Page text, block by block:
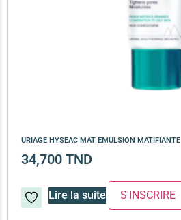
URIAGE HYSEAC MAT EMULSION MATIFIANTE
34,700 TND
Lire la suite